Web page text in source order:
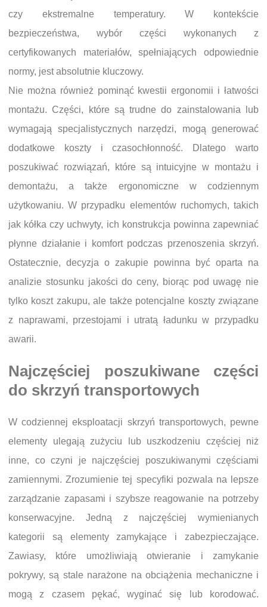
czy ekstremalne temperatury. W kontekście
bezpieczeństwa, wybór części wykonanych z
certyfikowanych materiałów, spełniających odpowiednie
normy, jest absolutnie kluczowy.
Nie można również pominąć kwestii ergonomii i łatwości
montażu. Części, które są trudne do zainstalowania lub
wymagają specjalistycznych narzędzi, mogą generować
dodatkowe koszty i czasochłonność. Dlatego warto
poszukiwać rozwiązań, które są intuicyjne w montażu i
demontażu, a także ergonomiczne w codziennym
użytkowaniu. W przypadku elementów ruchomych, takich
jak kółka czy uchwyty, ich konstrukcja powinna zapewniać
płynne działanie i komfort podczas przenoszenia skrzyń.
Ostatecznie, decyzja o zakupie powinna być oparta na
analizie stosunku jakości do ceny, biorąc pod uwagę nie
tylko koszt zakupu, ale także potencjalne koszty związane
z naprawami, przestojami i utratą ładunku w przypadku
awarii.
Najczęściej poszukiwane części
do skrzyń transportowych
W codziennej eksploatacji skrzyń transportowych, pewne
elementy ulegają zużyciu lub uszkodzeniu częściej niż
inne, co czyni je najczęściej poszukiwanymi częściami
zamiennymi. Zrozumienie tej specyfiki pozwala na lepsze
zarządzanie zapasami i szybsze reagowanie na potrzeby
konserwacyjne. Jedną z najczęściej wymienianych
kategorii są elementy zamykające i zabezpieczające.
Zawiasy, które umożliwiają otwieranie i zamykanie
pokrywy, są stale narażone na obciążenia mechaniczne i
mogą z czasem pękać, wyginać się lub korodować.